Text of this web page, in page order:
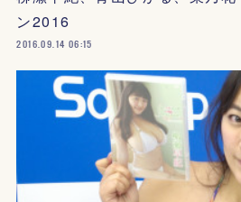
ン2016
2016.09.14 06:15